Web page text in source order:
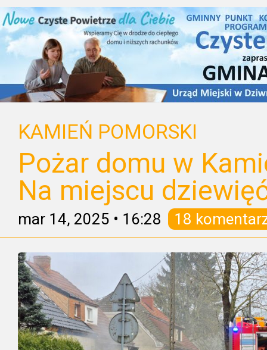
KAMIEŃ POMORSKI
Pożar domu w
Na miejscu
mar 14, 2025 • 16:28 18